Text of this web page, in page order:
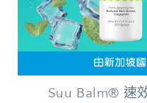
Suu Balm® 速